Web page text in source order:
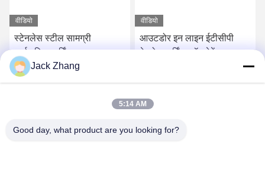
वीडियो
स्टेनलेस स्टील सामग्री
सार्वजनिक पार्किंग स्थल प्रणाली
स्वयं सेवा कियोस्क बाहरी उपयोग
के लिएसर्वोत्तम मूल्य प्राप्त करें
वीडियो
आउटडोर इन लाइन ईटीसीपी
पेट्रोल पार्किंग लॉट पेमेंट
एलसीडी टच स्क्रीन
सर्वोत्तम मूल्य प्राप्त करें
Jack Zhang
5:14 AM
Good day, what product are you looking for?